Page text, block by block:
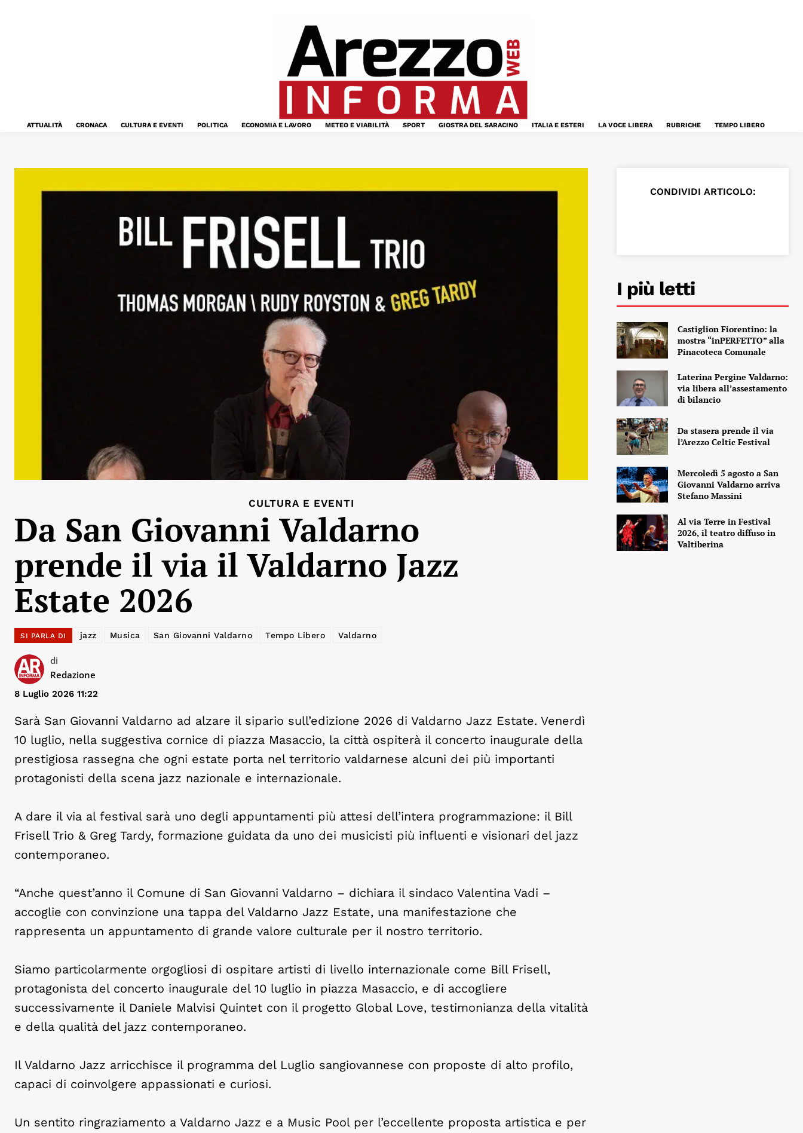
ATTUALITÀ CRONACA CULTURA E EVENTI POLITICA ECONOMIA E LAVORO METEO E VIABILITÀ SPORT GIOSTRA DEL SARACINO ITALIA E ESTERI LA VOCE LIBERA RUBRICHE TEMPO LIBERO
CULTURA E EVENTI
Da San Giovanni Valdarno
prende il via il Valdarno Jazz
Estate 2026
SI PARLA DI jazz Musica San Giovanni Valdarno Tempo Libero Valdarno
di
Redazione
8 Luglio 2026 11:22
Sarà San Giovanni Valdarno ad alzare il sipario sull’edizione 2026 di Valdarno Jazz Estate. Venerdì
10 luglio, nella suggestiva cornice di piazza Masaccio, la città ospiterà il concerto inaugurale della
prestigiosa rassegna che ogni estate porta nel territorio valdarnese alcuni dei più importanti
protagonisti della scena jazz nazionale e internazionale.
A dare il via al festival sarà uno degli appuntamenti più attesi dell’intera programmazione: il Bill
Frisell Trio & Greg Tardy, formazione guidata da uno dei musicisti più influenti e visionari del jazz
contemporaneo.
“Anche quest’anno il Comune di San Giovanni Valdarno – dichiara il sindaco Valentina Vadi –
accoglie con convinzione una tappa del Valdarno Jazz Estate, una manifestazione che
rappresenta un appuntamento di grande valore culturale per il nostro territorio.
Siamo particolarmente orgogliosi di ospitare artisti di livello internazionale come Bill Frisell,
protagonista del concerto inaugurale del 10 luglio in piazza Masaccio, e di accogliere
successivamente il Daniele Malvisi Quintet con il progetto Global Love, testimonianza della vitalità
e della qualità del jazz contemporaneo.
Il Valdarno Jazz arricchisce il programma del Luglio sangiovannese con proposte di alto profilo,
capaci di coinvolgere appassionati e curiosi.
Un sentito ringraziamento a Valdarno Jazz e a Music Pool per l’eccellente proposta artistica e per
CONDIVIDI ARTICOLO:
I più letti
Castiglion Fiorentino: la
mostra “inPERFETTO” alla
Pinacoteca Comunale
Laterina Pergine Valdarno:
via libera all’assestamento
di bilancio
Da stasera prende il via
l’Arezzo Celtic Festival
Mercoledì 5 agosto a San
Giovanni Valdarno arriva
Stefano Massini
Al via Terre in Festival
2026, il teatro diffuso in
Valtiberina